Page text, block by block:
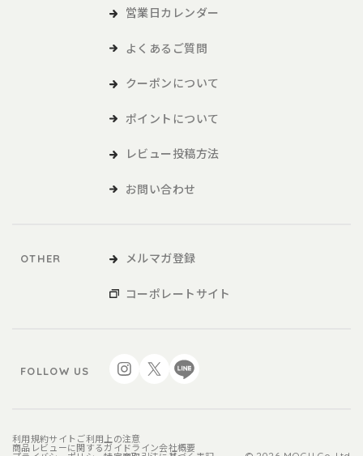
「利用者」とは、本サービスの閲覧または本サービスによる商品
の購入など、本サービスの利用を行う方をいいます。
および各種サービスをいい、販促品を含みます。。
1．利用者は、本規約に同意の上、本規約および当社が別途定める
ご利用ガイドなどに従い、本サービスを利用するものとしま
2．本サービスにおいては、登録希望者が本規約に同意の上、当社
の定める方法によって利用登録を申請し、当社がこれに対す
3．当社は、利用登録の申請者に以下の事由があると判断した場
営業日カレンダー
よくあるご質問
クーポンについて
ポイントについて
レビュー投稿方法
お問い合わせ
OTHER メルマガ登録
コーポレートサイト
FOLLOW US
利用規約サイトご利用上の注意
商品レビューに関するガイドライン会社概要